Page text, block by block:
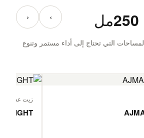
التي تحتاج إلى أداء مستمر وتنوع
›
‹
زيت عطري مركز
FLIGHT